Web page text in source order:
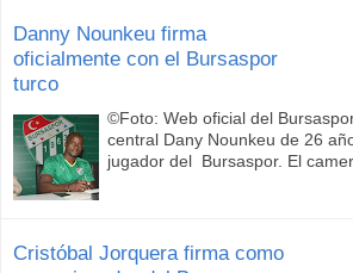
Danny Nounkeu firma
oficialmente con el Bursaspor
turco
©Foto: Web oficial del
central Dany Nounkeu de 26
jugador del Bursaspor. El
Cristóbal Jorquera firma como